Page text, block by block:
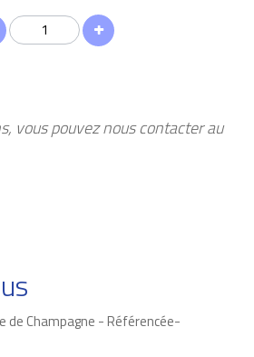
vous pouvez nous contacter au
de Champagne - Référencée-